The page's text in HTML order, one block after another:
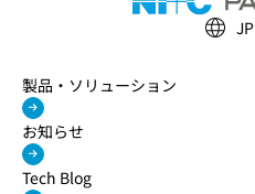
JP
製品・ソリューション
お知らせ
Tech Blog